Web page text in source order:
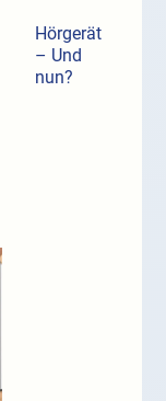
Hörgerät
– Und
nun?